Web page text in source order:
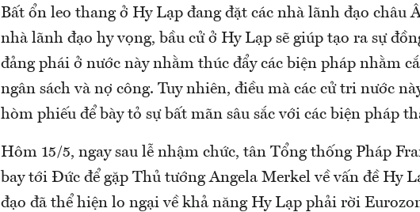
Bất ổn leo thang ở Hy Lạp đang đặt các nhà lãnh đạo châu
nhà lãnh đạo hy vọng, bầu cử ở Hy Lạp sẽ giúp tạo ra sự
đảng phái ở nước này nhằm thúc đẩy các biện pháp nhằm
ngân sách và nợ công. Tuy nhiên, điều mà các cử tri nước
hòm phiếu để bày tỏ sự bất mãn sâu sắc với các biện pháp
Hôm 15/5, ngay sau lễ nhậm chức, tân Tổng thống Pháp
bay tới Đức để gặp Thủ tướng Angela Merkel về vấn đề Hy
đạo đã thể hiện lo ngại về khả năng Hy Lạp phải rời